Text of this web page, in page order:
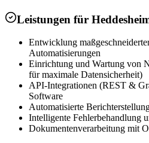
Leistungen für
Entwicklung
Automatisierungen
Einrichtung und Wartung von
für maximale Datensicherheit)
API-Integrationen (REST &
Software
Automatisierte
Intelligente Fehlerbehandlung
Dokumentenverarbeitung mit